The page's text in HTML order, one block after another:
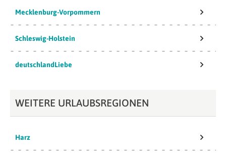
Mecklenburg-Vorpommern
Schleswig-Holstein
deutschlandLiebe
WEITERE URLAUBSREGIONEN
Harz